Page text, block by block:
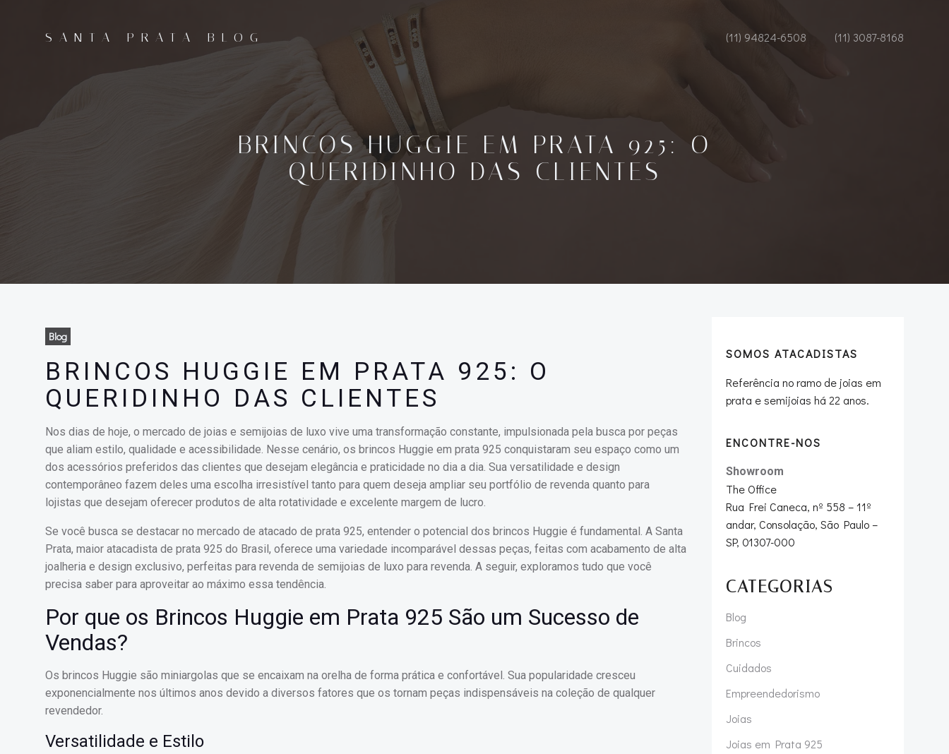
SANTA PRATA BLOG (11) 94824-6508 (11) 3087-8168
BRINCOS HUGGIE EM PRATA 925: O
QUERIDINHO DAS CLIENTES
Blog
BRINCOS HUGGIE EM PRATA 925: O
QUERIDINHO DAS CLIENTES
Nos dias de hoje, o mercado de joias e semijoias de luxo vive uma transformação constante, impulsionada pela busca por peças
que aliam estilo, qualidade e acessibilidade. Nesse cenário, os brincos Huggie em prata 925 conquistaram seu espaço como um
dos acessórios preferidos das clientes que desejam elegância e praticidade no dia a dia. Sua versatilidade e design
contemporâneo fazem deles uma escolha irresistível tanto para quem deseja ampliar seu portfólio de revenda quanto para
lojistas que desejam oferecer produtos de alta rotatividade e excelente margem de lucro.
Se você busca se destacar no mercado de atacado de prata 925, entender o potencial dos brincos Huggie é fundamental. A Santa
Prata, maior atacadista de prata 925 do Brasil, oferece uma variedade incomparável dessas peças, feitas com acabamento de alta
joalheria e design exclusivo, perfeitas para revenda de semijoias de luxo para revenda. A seguir, exploramos tudo que você
precisa saber para aproveitar ao máximo essa tendência.
Por que os Brincos Huggie em Prata 925 São um Sucesso de
Vendas?
Os brincos Huggie são miniargolas que se encaixam na orelha de forma prática e confortável. Sua popularidade cresceu
exponencialmente nos últimos anos devido a diversos fatores que os tornam peças indispensáveis na coleção de qualquer
revendedor.
Versatilidade e Estilo
SOMOS ATACADISTAS
Referência no ramo de joias em
prata e semijoias há 22 anos.
ENCONTRE-NOS
Showroom
The Office
Rua Frei Caneca, nº 558 – 11º
andar, Consolação, São Paulo –
SP, 01307-000
CATEGORIAS
Blog
Brincos
Cuidados
Empreendedorismo
Joias
Joias em Prata 925